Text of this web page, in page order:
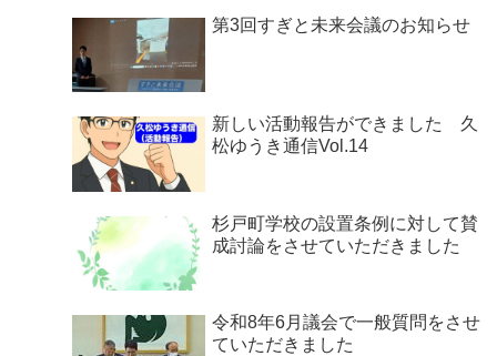
第3回すぎと未来会議のお知らせ
新しい活動報告ができました 久
松ゆうき通信Vol.14
杉戸町学校の設置条例に対して賛
成討論をさせていただきました
令和8年6月議会で一般質問をさせ
ていただきました